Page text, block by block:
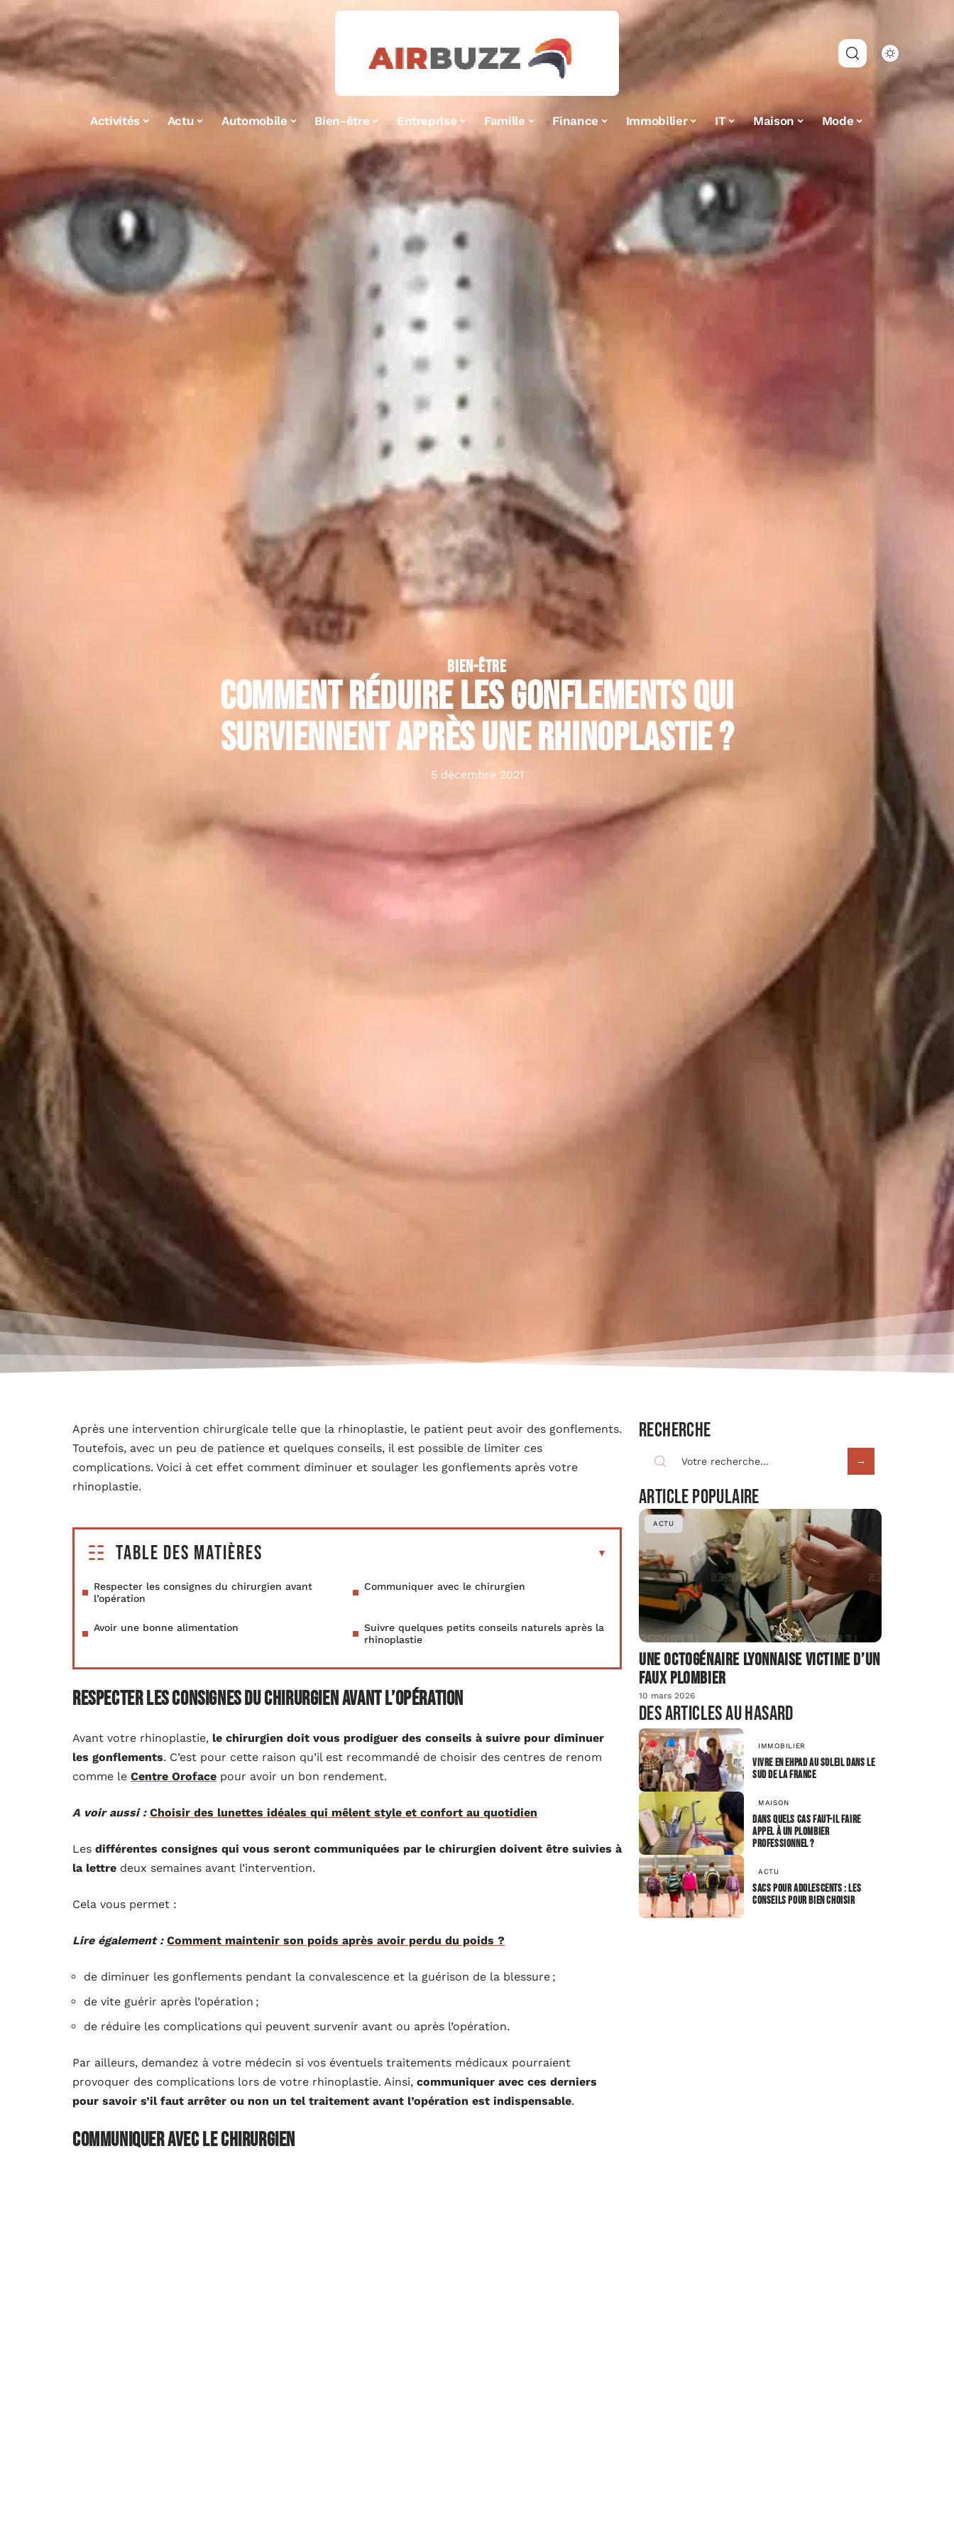
Activités Actu Automobile Bien-être Entreprise Famille Finance Immobilier IT Maison Mode
BIEN-ÊTRE
Comment réduire les gonflements qui
surviennent après une rhinoplastie ?
5 décembre 2021
Après une intervention chirurgicale telle que la rhinoplastie, le patient peut avoir des gonflements.
Toutefois, avec un peu de patience et quelques conseils, il est possible de limiter ces
complications. Voici à cet effet comment diminuer et soulager les gonflements après votre
rhinoplastie.
Table des matières
Respecter les consignes du chirurgien avant
l’opération
Communiquer avec le chirurgien
Avoir une bonne alimentation
Suivre quelques petits conseils naturels après la
rhinoplastie
Respecter les consignes du chirurgien avant l’opération
Avant votre rhinoplastie, le chirurgien doit vous prodiguer des conseils à suivre pour diminuer
les gonflements. C’est pour cette raison qu’il est recommandé de choisir des centres de renom
comme le Centre Oroface pour avoir un bon rendement.
A voir aussi : Choisir des lunettes idéales qui mêlent style et confort au quotidien
Les différentes consignes qui vous seront communiquées par le chirurgien doivent être suivies à
la lettre deux semaines avant l’intervention.
Cela vous permet :
Lire également : Comment maintenir son poids après avoir perdu du poids ?
de diminuer les gonflements pendant la convalescence et la guérison de la blessure ;
de vite guérir après l’opération ;
de réduire les complications qui peuvent survenir avant ou après l’opération.
Par ailleurs, demandez à votre médecin si vos éventuels traitements médicaux pourraient
provoquer des complications lors de votre rhinoplastie. Ainsi, communiquer avec ces derniers
pour savoir s’il faut arrêter ou non un tel traitement avant l’opération est indispensable.
Communiquer avec le chirurgien
Recherche
Article populaire
ACTU
Une octogénaire lyonnaise victime d’un
faux plombier
10 mars 2026
Des articles au hasard
IMMOBILIER
Vivre en EHPAD au soleil dans le
sud de la France
MAISON
Dans quels cas faut-il faire
appel à un plombier
professionnel ?
ACTU
Sacs pour adolescents : les
conseils pour bien choisir